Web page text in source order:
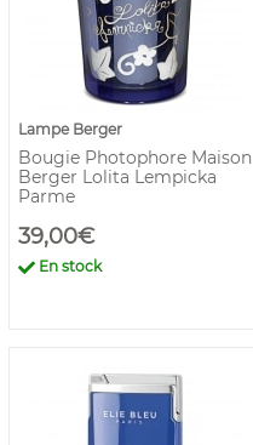
Lampe Berger
Bougie Photophore Maison
Berger Lolita Lempicka
Parme
39,00€
En stock